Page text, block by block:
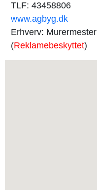
TLF: 43458806
www.agbyg.dk
Erhverv: Murermester
(Reklamebeskyttet)